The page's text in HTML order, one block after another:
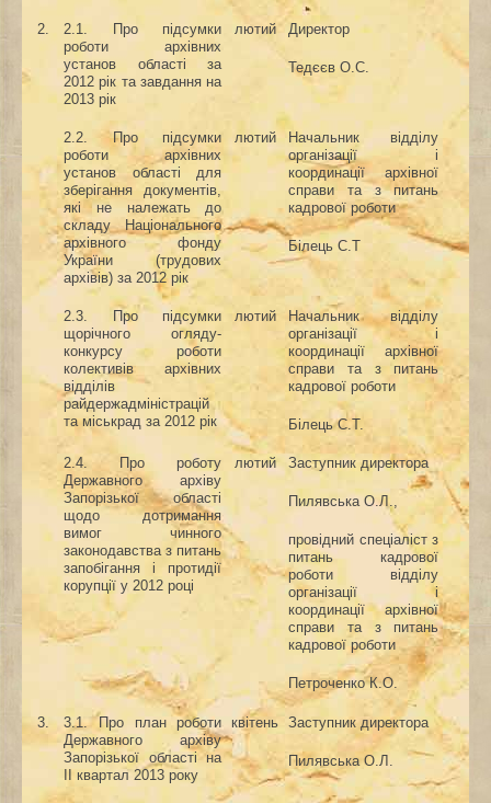
2 2.1
Про підсумки
роботи
архівних
установ області за
2012 рік та завдання на
2013 рік
лютий Директор
Тедєєв О.С.
2. 2.
Про підсумки
роботи архівних
установ області для
зберігання документів,
які не належать до
складу Національного
архівного фонду
України (трудових
архівів) за 2012 рік
лютий
Начальник відділу
організації і
координації архівної
справи та з питань
кадрової роботи
Білець С.Т
2.3. Про підсумки
щорічного огляду-
конкурсу роботи
колективів архівних
відділів
райдержадміністрацій
та міськрад за 2012 рік
лютий
Начальник відділу
організації і
координації архівної
справи та з питань
кадрової роботи
Білець С.Т.
2.4. Про роботу
Державного архіву
Запорізької області
щодо дотримання
вимог чинного
законодавства з питань
запобігання і протидії
корупції у 2012 році
лютий Заступник директора
Пилявська О.Л.,
провідний спеціаліст з
питань кадрової
роботи відділу
організації і
координації архівної
справи та з питань
кадрової роботи
Петроченко К.О.
3.
3.1. Про план роботи
Державного архіву
Запорізької області на
ІІ квартал 2013 року
квітень Заступник директора
Пилявська О.Л.